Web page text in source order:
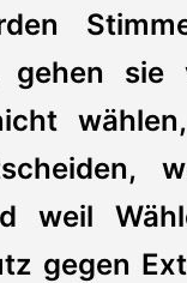
gehen sie
weil
gegen